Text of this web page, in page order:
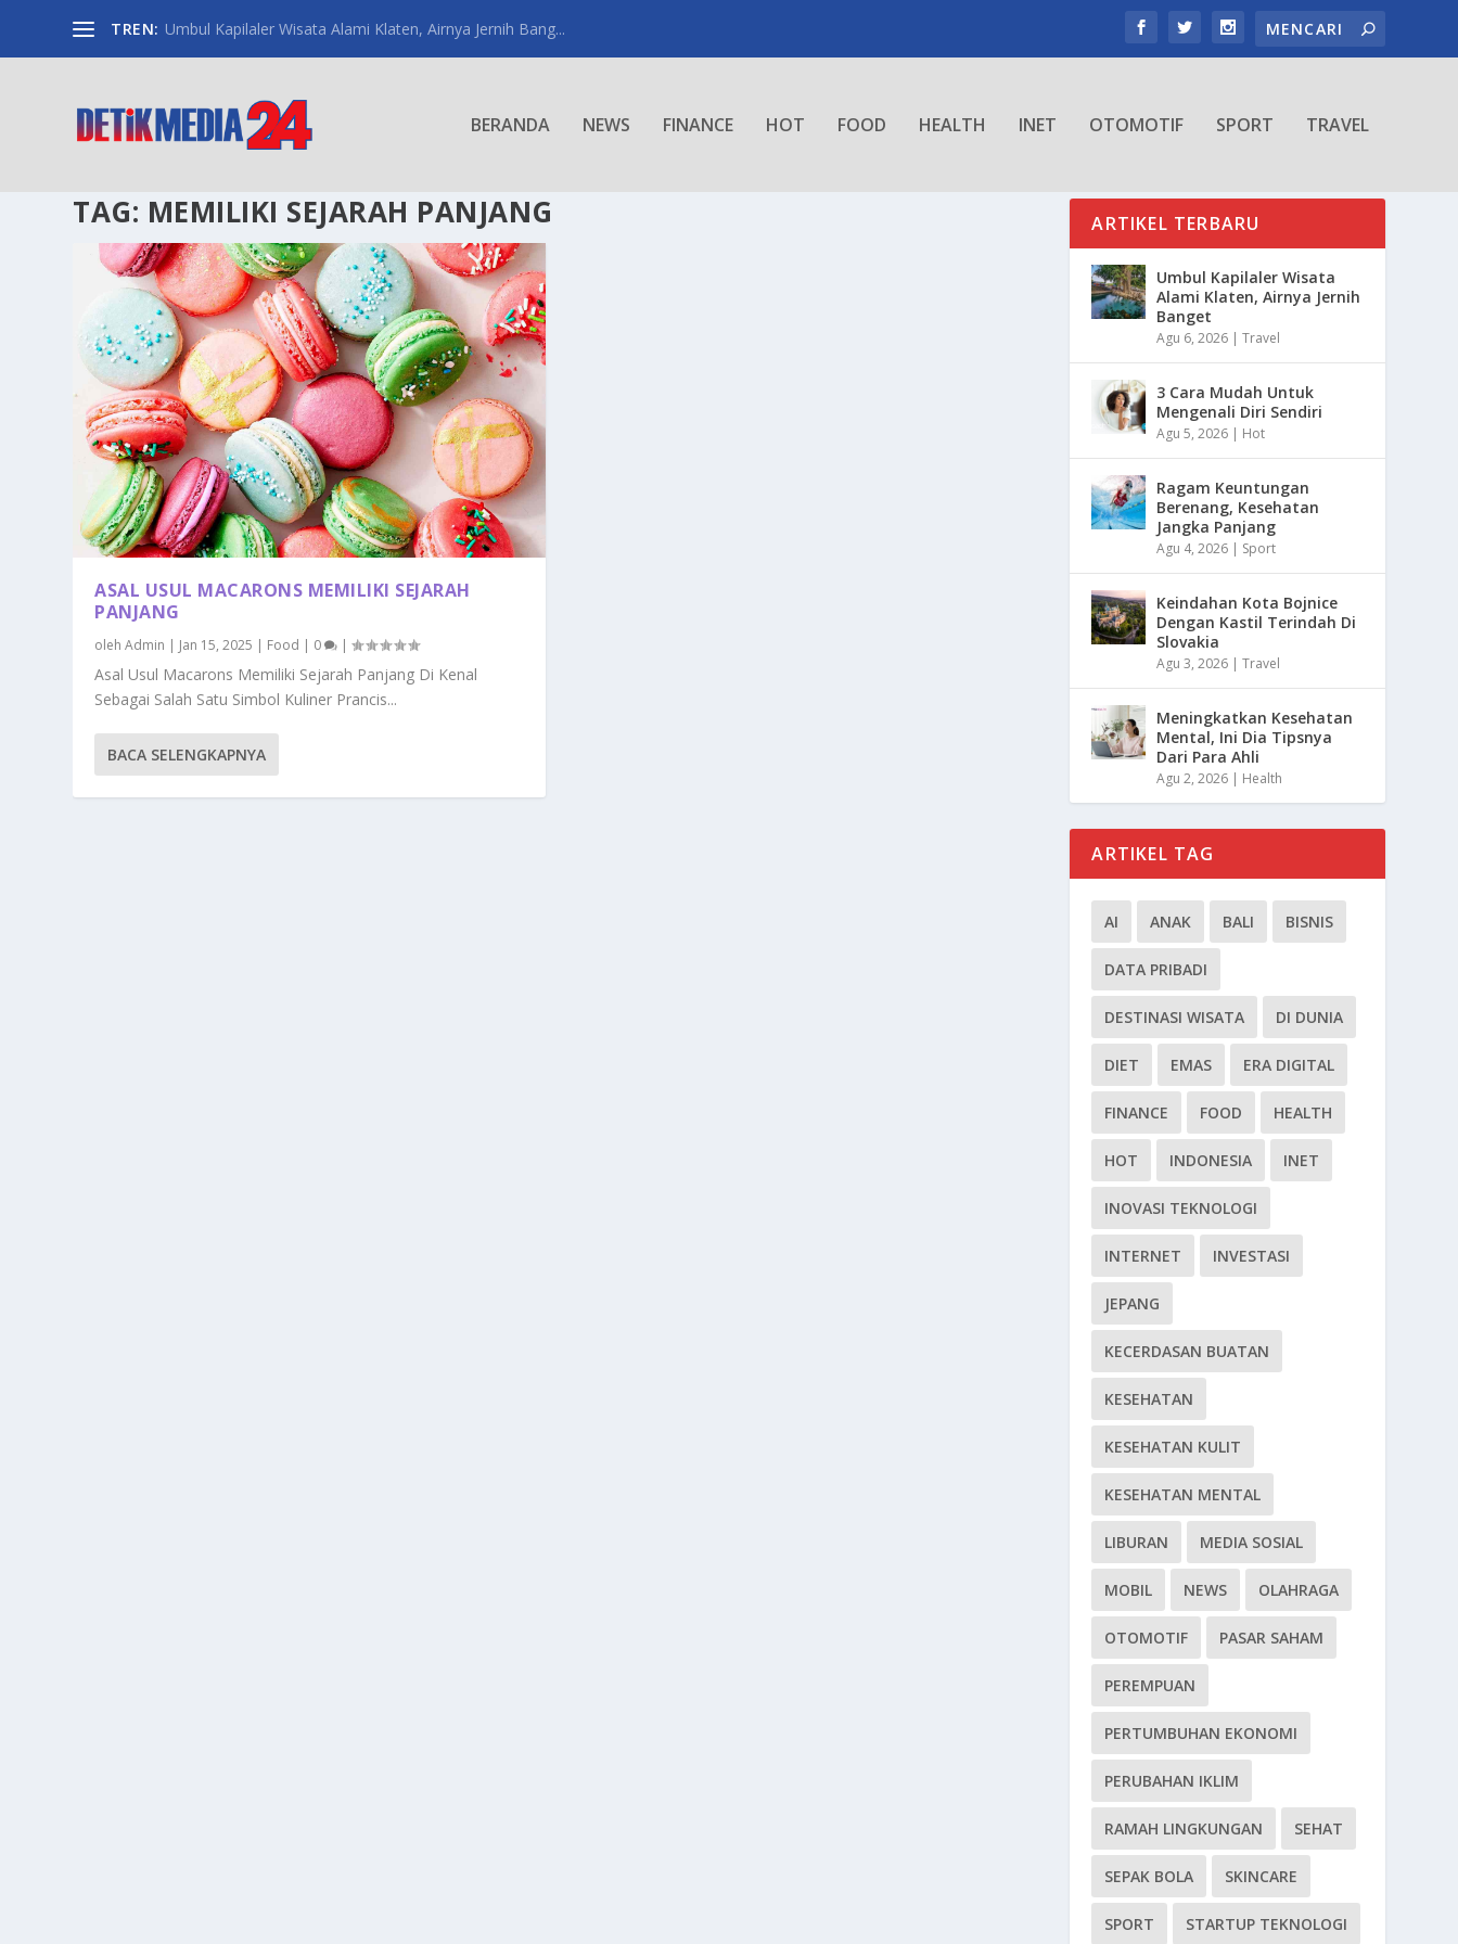
TREN: Umbul Kapilaler Wisata Alami Klaten, Airnya Jernih Bang...
BERANDA NEWS FINANCE HOT FOOD HEALTH INET OTOMOTIF SPORT TRAVEL
TAG: MEMILIKI SEJARAH PANJANG
ASAL USUL MACARONS MEMILIKI SEJARAH
PANJANG
olehAdmin | Jan 15, 2025 | Food | 0 |
Asal Usul Macarons Memiliki Sejarah Panjang Di Kenal
Sebagai Salah Satu Simbol Kuliner Prancis...
BACA SELENGKAPNYA
ARTIKEL TERBARU
Umbul Kapilaler Wisata
Alami Klaten, Airnya Jernih
Banget
Agu 6, 2026 |Travel
3 Cara Mudah Untuk
Mengenali Diri Sendiri
Agu 5, 2026 | Hot
Ragam Keuntungan
Berenang, Kesehatan
Jangka Panjang
Agu 4, 2026 | Sport
Keindahan Kota Bojnice
Dengan Kastil Terindah Di
Slovakia
Agu 3, 2026 |Travel
Meningkatkan Kesehatan
Mental, Ini Dia Tipsnya
Dari Para Ahli
Agu 2, 2026 | Health
ARTIKEL TAG
AI ANAK BALI BISNIS
DATA PRIBADI
DESTINASI WISATA DI DUNIA
DIET EMAS ERA DIGITAL
FINANCE FOOD HEALTH
HOT INDONESIA INET
INOVASI TEKNOLOGI
INTERNET INVESTASI
JEPANG
KECERDASAN BUATAN
KESEHATAN
KESEHATAN KULIT
KESEHATAN MENTAL
LIBURAN MEDIA SOSIAL
MOBIL NEWS OLAHRAGA
OTOMOTIF PASAR SAHAM
PEREMPUAN
PERTUMBUHAN EKONOMI
PERUBAHAN IKLIM
RAMAH LINGKUNGAN SEHAT
SEPAK BOLA SKINCARE
SPORT STARTUP TEKNOLOGI